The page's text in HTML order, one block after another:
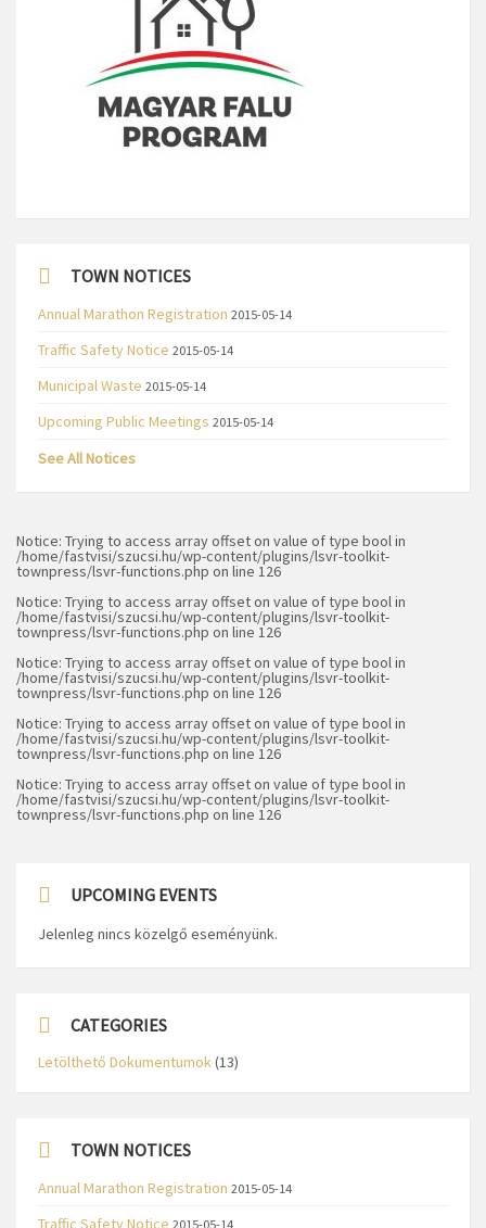
TOWN NOTICES
Annual Marathon Registration 2015-05-14
Traffic Safety Notice 2015-05-14
Municipal Waste 2015-05-14
Upcoming Public Meetings 2015-05-14
See All Notices
Notice: Trying to access array offset on value of type bool in
/home/fastvisi/szucsi.hu/wp-content/plugins/lsvr-toolkit-
townpress/lsvr-functions.php on line 126
Notice: Trying to access array offset on value of type bool in
/home/fastvisi/szucsi.hu/wp-content/plugins/lsvr-toolkit-
townpress/lsvr-functions.php on line 126
Notice: Trying to access array offset on value of type bool in
/home/fastvisi/szucsi.hu/wp-content/plugins/lsvr-toolkit-
townpress/lsvr-functions.php on line 126
Notice: Trying to access array offset on value of type bool in
/home/fastvisi/szucsi.hu/wp-content/plugins/lsvr-toolkit-
townpress/lsvr-functions.php on line 126
Notice: Trying to access array offset on value of type bool in
/home/fastvisi/szucsi.hu/wp-content/plugins/lsvr-toolkit-
townpress/lsvr-functions.php on line 126
UPCOMING EVENTS
Jelenleg nincs közelgő eseményünk.
CATEGORIES
Letölthető Dokumentumok(13)
TOWN NOTICES
Annual Marathon Registration 2015-05-14
Traffic Safety Notice 2015-05-14